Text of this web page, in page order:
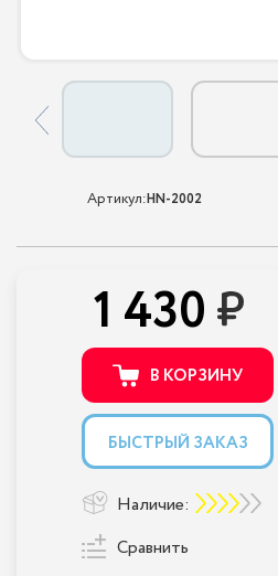
Артикул:HN-2002
1 430
В КОРЗИНУ
БЫСТРЫЙ ЗАКАЗ
Наличие:
Сравнить